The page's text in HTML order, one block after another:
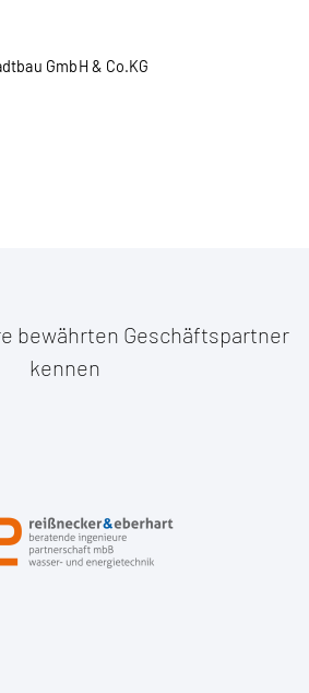
GmbH & Co.KG
bewährten Geschäftspartner
kennen